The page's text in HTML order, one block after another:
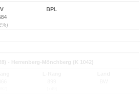
BPL
- Herrenberg-Mönchberg (K 1042)